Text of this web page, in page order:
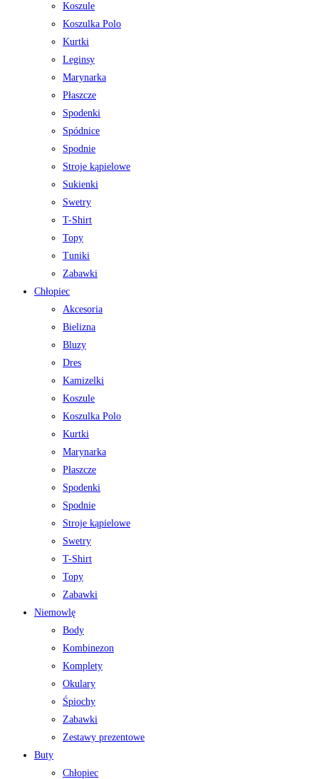
Koszule
Koszulka Polo
Kurtki
Leginsy
Marynarka
Płaszcze
Spodenki
Spódnice
Spodnie
Stroje kąpielowe
Sukienki
Swetry
T-Shirt
Topy
Tuniki
Zabawki
Chłopiec
Akcesoria
Bielizna
Bluzy
Dres
Kamizelki
Koszule
Koszulka Polo
Kurtki
Marynarka
Płaszcze
Spodenki
Spodnie
Stroje kąpielowe
Swetry
T-Shirt
Topy
Zabawki
Niemowlę
Body
Kombinezon
Komplety
Okulary
Śpiochy
Zabawki
Zestawy prezentowe
Buty
Chłopiec